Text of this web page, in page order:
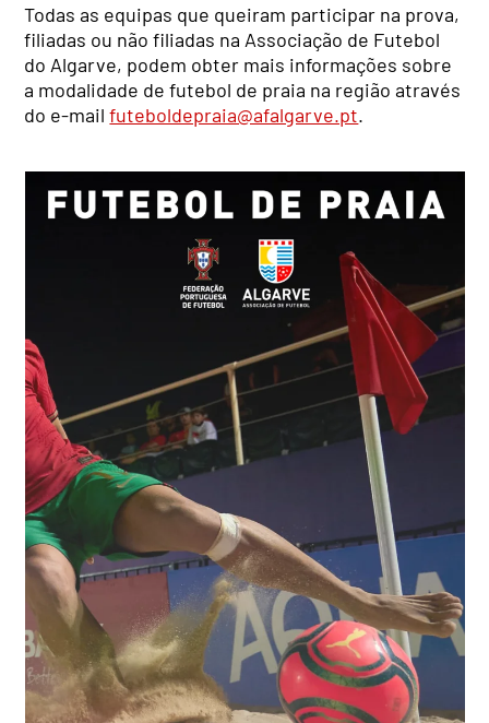
Todas as equipas que queiram participar na prova,
filiadas ou não filiadas na Associação de Futebol
do Algarve, podem obter mais informações sobre
a modalidade de futebol de praia na região através
do e-mailfuteboldepraia@afalgarve.pt.